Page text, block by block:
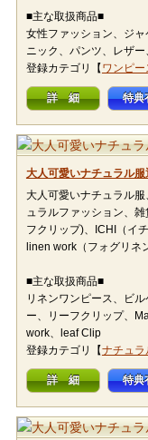
■主な取扱商品■
女性ファッション、ジ
ニック、パンツ、レザ
登録カテゴリ【 ワンピー
詳 細 特典
大人可愛いナチュラル
大人可愛いナチュラル
ュラルファッション、
フクリップ)、ICHI（イ
linen work（フォグリネ
■主な取扱商品■
リネンワンピース、ビ
ー、リーフクリップ、
work、leaf Clip
登録カテゴリ【ナチュラ
詳 細 特典